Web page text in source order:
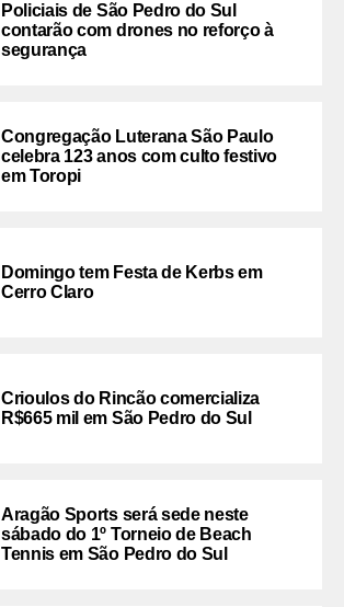
Policiais de São Pedro do Sul
contarão com drones no reforço à
segurança
Congregação Luterana São Paulo
celebra 123 anos com culto festivo
em Toropi
Domingo tem Festa de Kerbs em
Cerro Claro
Crioulos do Rincão comercializa
R$665 mil em São Pedro do Sul
Aragão Sports será sede neste
sábado do 1º Torneio de Beach
Tennis em São Pedro do Sul